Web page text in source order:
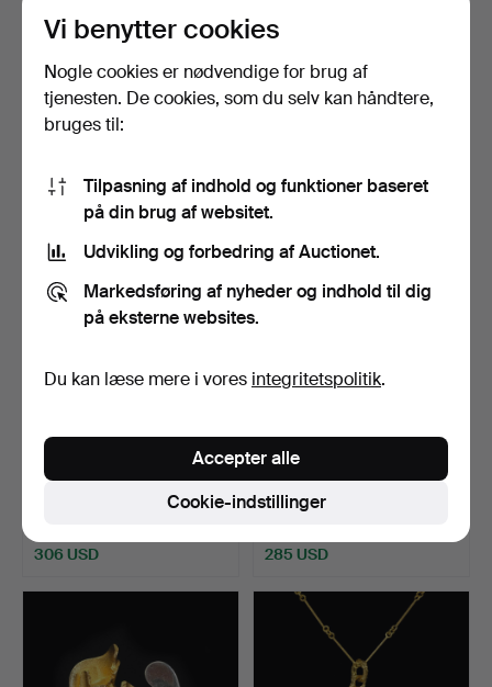
VIVIANNA TORUN
BÜLOW-HÜBE. BROCHE
MED VEDH…
Opnåede hammerslag 30 nov
2025
VIVIANNA TORUN
BÜLOW-HÜBE.
HALSKÆDE MED VE…
Opnåede hammerslag 30 nov
STAFFAN SANDBERG.
RING, „HAVANEMONE“.
Opnåede hammerslag 30 nov
306 USD
STAFFAN SANDBERG.
RING, „HAVANEMONE“.
Opnåede hammerslag 30 nov
2025
285 USD
Vi benytter cookies
Nogle cookies er nødvendige for brug af
tjenesten. De cookies, som du selv kan håndtere,
bruges til:
Tilpasning af indhold og funktioner baseret
på din brug af websitet.
Udvikling og forbedring af Auctionet.
Markedsføring af nyheder og indhold til dig
på eksterne websites.
Du kan læse mere i vores integritetspolitik.
Cookie-indstillinger
Accepter alle